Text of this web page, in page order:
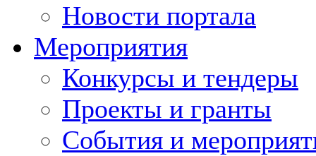
Новости портала
Мероприятия
Конкурсы и тендеры
Проекты и гранты
События и